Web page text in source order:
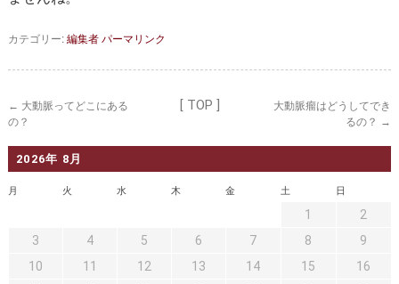
アーカイブ
カテゴリー:編集者パーマリンク
← 大動脈ってどこにある
の？
[ TOP ]
大動脈瘤はどうしてでき
るの？ →
2026年 8月
月 火 水 木 金 土 日
1
2
3
4 5 6 7 8
9
10
11 12 13 14 15
16